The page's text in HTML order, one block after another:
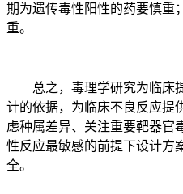
期为遗传毒性阳性的药要慎重
重。
总之，毒理学研究为临床
计的依据，为临床不良反应提
虑种属差异、关注重要靶器官
性反应最敏感的前提下设计方
全。